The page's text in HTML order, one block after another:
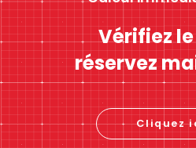
Calcul
Vérifiez
réservez